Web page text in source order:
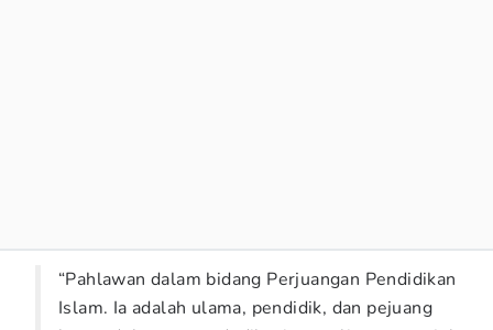
“Pahlawan dalam bidang Perjuangan Pendidikan
Islam. Ia adalah ulama, pendidik, dan pejuang